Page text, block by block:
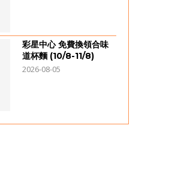
彩星中心 免費換領合味
道杯麵 (10/8-11/8)
2026-08-05